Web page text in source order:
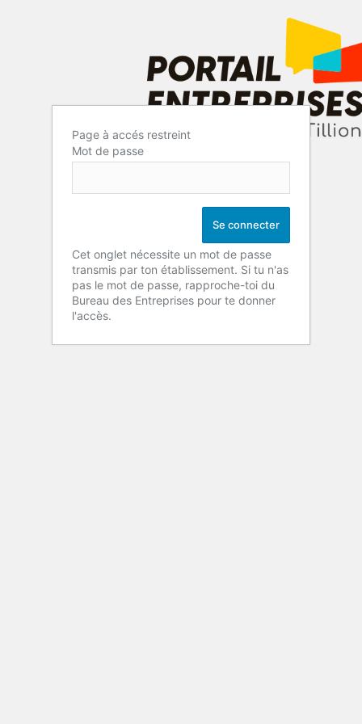
Page à accés restreint
Mot de passe
Cet onglet nécessite un mot de passe
transmis par ton établissement. Si tu n'as
pas le mot de passe, rapproche-toi du
Bureau des Entreprises pour te donner
l'accès.